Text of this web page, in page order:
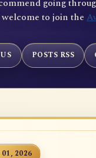
going
to join the
POSTS RSS
2026